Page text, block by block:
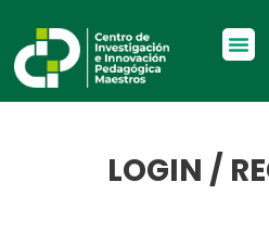
LOGIN /